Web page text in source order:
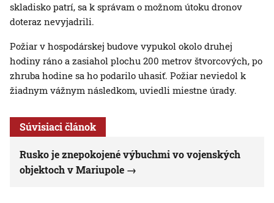
skladisko patrí, sa k správam o možnom útoku dronov
doteraz nevyjadrili.
Požiar v hospodárskej budove vypukol okolo druhej
hodiny ráno a zasiahol plochu 200 metrov štvorcových, po
zhruba hodine sa ho podarilo uhasiť. Požiar neviedol k
žiadnym vážnym následkom, uviedli miestne úrady.
Súvisiaci článok
Rusko je znepokojené výbuchmi vo vojenských
objektoch v Mariupole